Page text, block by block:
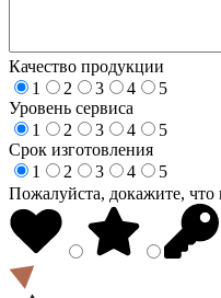
Качество продукции
1
2 3 4
5
Уровень сервиса
1
2 3 4
5
Срок изготовления
1
2 3 4
5
Пожалуйста, докажите, что